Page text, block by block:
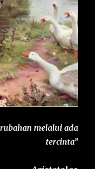
melalui ada
tercinta”